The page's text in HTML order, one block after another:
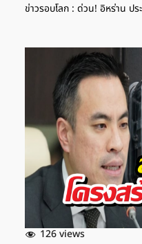
ข่าวรอบโลก : ด่วน! อิหร่าน ป
126 views